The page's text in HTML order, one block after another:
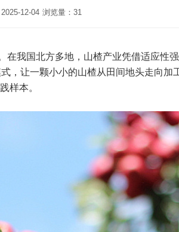
2025-12-04 浏览量：31
在我国北方多地，山楂产业凭借适应性
，让一颗小小的山楂从田间地头走向
样本。